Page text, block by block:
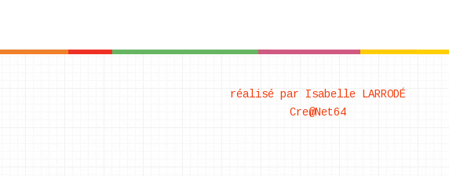
réalisé par Isabelle LARRODÉ
Cre@Net64